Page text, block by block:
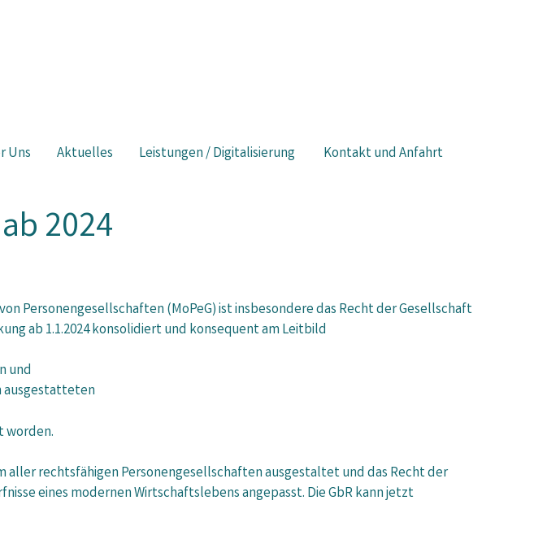
Uns Aktuelles Leistungen / Digitalisierung Kontakt und Anfahrt
2024
Personengesellschaften (MoPeG) ist insbesondere das Recht der Gesellschaft
ab 1.1.2024 konsolidiert und konsequent am Leitbild
und
ausgestatteten
worden.
aller rechtsfähigen Personengesellschaften ausgestaltet und das Recht der
eines modernen Wirtschaftslebens angepasst. Die GbR kann jetzt